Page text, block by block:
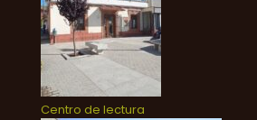
Centro de lectura